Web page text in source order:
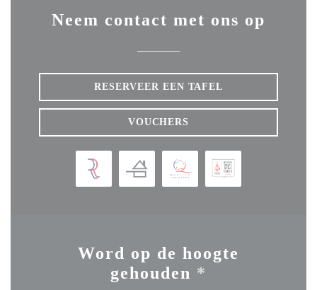
Neem contact met ons op
RESERVEER EEN TAFEL
VOUCHERS
Word op de hoogte
gehouden *